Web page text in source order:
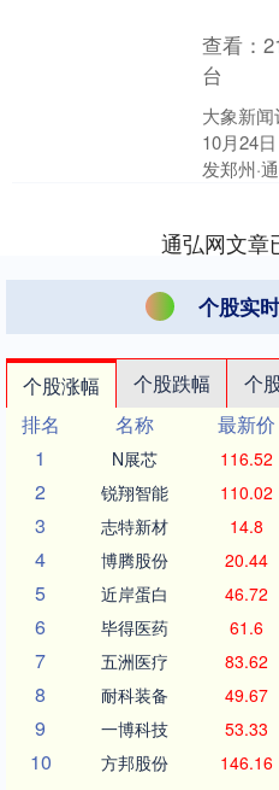
查看：
台
大象新
10月24
发郑州·
通弘网文章
个股实
个股涨幅 个股跌幅 个
排名
名称 最新价
1
N展芯 116.52
2 锐翔智能 110.02
3 志特新材 14.8
4 博腾股份 20.44
5 近岸蛋白 46.72
6 毕得医药 61.6
7 五洲医疗 83.62
8 耐科装备 49.67
9 一博科技 53.33
10 方邦股份 146.16